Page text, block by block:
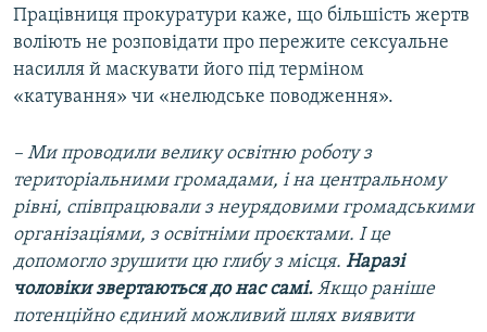
Працівниця прокуратури каже, що більшість жертв
воліють не розповідати про пережите сексуальне
насилля й маскувати його під терміном
«катування» чи «нелюдське поводження».
– Ми проводили велику освітню роботу з
територіальними громадами, і на центральному
рівні, співпрацювали з неурядовими громадськими
організаціями, з освітніми проєктами. І це
допомогло зрушити цю глибу з місця. Наразі
чоловіки звертаються до нас самі. Якщо раніше
потенційно єдиний можливий шлях виявити